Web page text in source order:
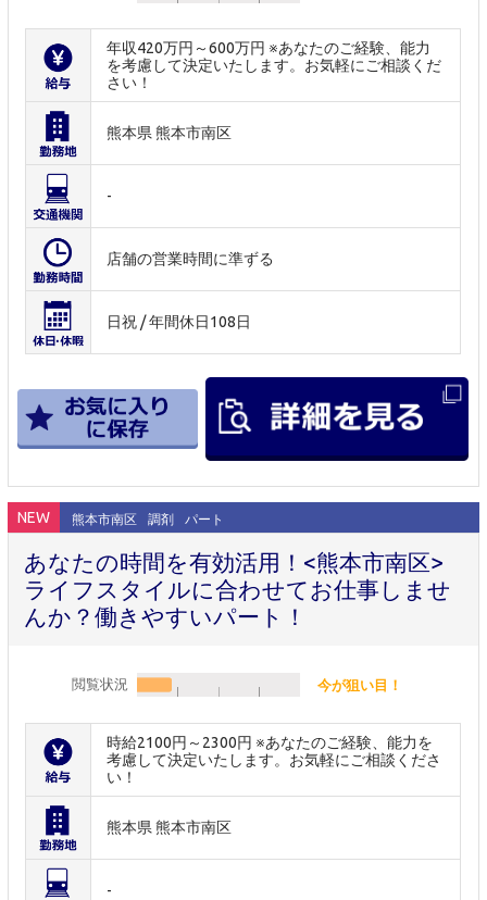
年収420万円～600万円 ※あなたのご経験、能力
を考慮して決定いたします。お気軽にご相談くだ
さい！
熊本県 熊本市南区
-
店舗の営業時間に準ずる
日祝 / 年間休日108日
NEW 熊本市南区 調剤 パート
あなたの時間を有効活用！<熊本市南区>
ライフスタイルに合わせてお仕事しませ
んか？働きやすいパート！
閲覧状況 今が狙い目！
時給2100円～2300円 ※あなたのご経験、能力を
考慮して決定いたします。お気軽にご相談くださ
い！
熊本県 熊本市南区
-